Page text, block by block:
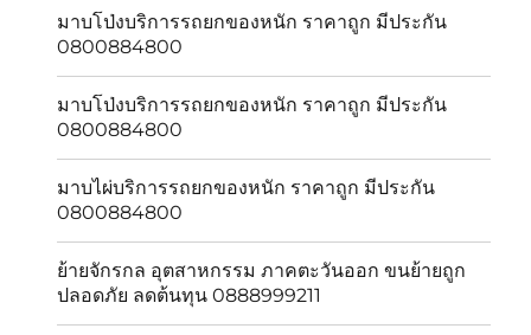
มาบโป่งบริการรถยกของหนัก ราคาถูก มีประกัน
0800884800
มาบโป่งบริการรถยกของหนัก ราคาถูก มีประกัน
0800884800
มาบไผ่บริการรถยกของหนัก ราคาถูก มีประกัน
0800884800
ย้ายจักรกล อุตสาหกรรม ภาคตะวันออก ขนย้ายถูก
ปลอดภัย ลดต้นทุน 0888999211